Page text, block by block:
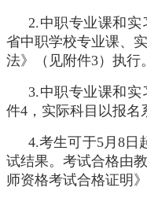
2.中职专业课和
省中职学校专业课、
法》（见附件3）执行。
3.中职专业课和
件4，实际科目以报名
4.考生可于5月8日
试结果。考试合格由
师资格考试合格证明